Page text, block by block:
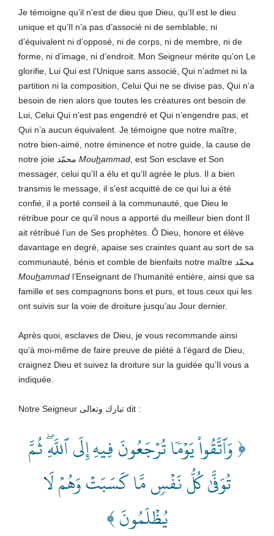
Je témoigne qu’il n’est de dieu que Dieu, qu’Il est le dieu
unique et qu’Il n’a pas d’associé ni de semblable, ni
d’équivalent ni d’opposé, ni de corps, ni de membre, ni de
forme, ni d’image, ni d’endroit. Mon Seigneur mérite qu’on Le
glorifie, Lui Qui est l’Unique sans associé, Qui n’admet ni la
partition ni la composition, Celui Qui ne se divise pas, Qui n’a
besoin de rien alors que toutes les créatures ont besoin de
Lui, Celui Qui n’est pas engendré et Qui n’engendre pas, et
Qui n’a aucun équivalent. Je témoigne que notre maître,
notre bien-aimé, notre éminence et notre guide, la cause de
Mouhammad , est Son esclave et Son
messager, celui qu’Il a élu et qu’Il agrée le plus. Il a bien
transmis le message, il s’est acquitté de ce qui lui a été
confié, il a porté conseil à la communauté, que Dieu le
rétribue pour ce qu’il nous a apporté du meilleur bien dont Il
ait rétribué l’un de Ses prophètes. Ô Dieu, honore et élève
davantage en degré, apaise ses craintes quant au sort de sa
communauté, bénis et comble de bienfaits notre maître محمّد
Mouhammad l’Enseignant de l’humanité entière, ainsi que sa
famille et ses compagnons bons et purs, et tous ceux qui les
ont suivis sur la voie de droiture jusqu’au Jour dernier.
Après quoi, esclaves de Dieu, je vous recommande ainsi
qu’à moi-même de faire preuve de piété à l’égard de Dieu,
craignez Dieu et suivez la droiture sur la guidée qu’Il vous a
indiquée.
Notre Seigneur تبارك وتعالى dit :
﴿ وَٱتَّقُواْ يَوۡمٗا تُرۡجَعُونَ فِيهِ إِلَى ٱللَّهِۖ ثُمَّ
تُوَفَّىٰ كُلُّ نَفۡسٖ مَّا كَسَبَتۡ وَهُمۡ لَا
يُظۡلَمُونَ ﴾